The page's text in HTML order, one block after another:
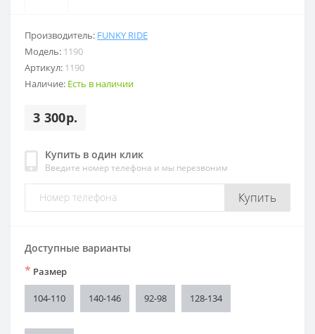
Производитель: FUNKY RIDE
Модель: 1190
Артикул: 1190
Наличие: Есть в наличии
3 300р.
Купить в один клик
Введите номер телефона и мы перезвоним
Купить
Доступные варианты
* Размер
104-110 140-146 92-98 128-134